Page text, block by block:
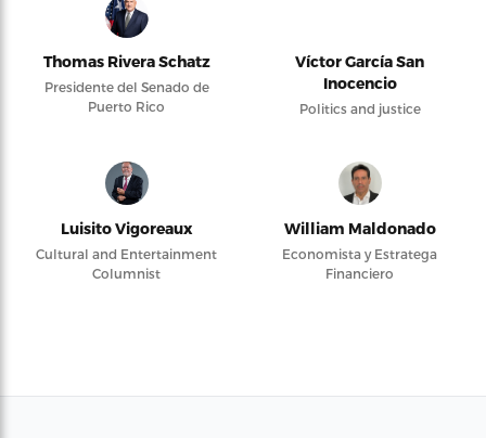
Thomas Rivera Schatz
Presidente del Senado de
Puerto Rico
Víctor García San
Inocencio
Politics and justice
Luisito Vigoreaux
Cultural and Entertainment
Columnist
William Maldonado
Economista y Estratega
Financiero